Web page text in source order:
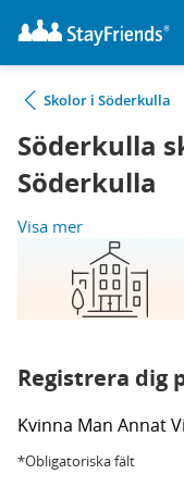
Skolor i Söderkulla
Söderkulla
Söderkulla
Visa mer
Registrera dig
Kvinna Man Annat
*Obligatoriska fält